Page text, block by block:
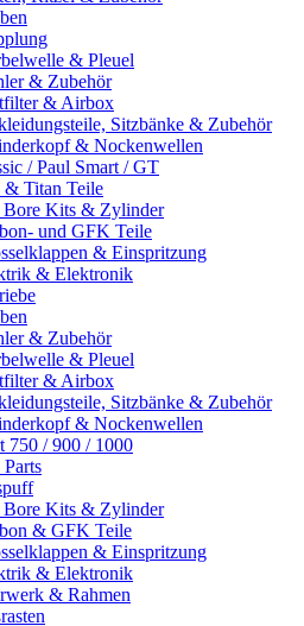
& Pleuel
& Zubehör
& Airbox
Sitzbänke & Zubehör
& Nockenwellen
/ Paul Smart / GT
Titan Teile
Kits & Zylinder
und GFK Teile
& Einspritzung
& Elektronik
& Zubehör
& Pleuel
& Airbox
Sitzbänke & Zubehör
& Nockenwellen
750 / 900 / 1000
Kits & Zylinder
& GFK Teile
& Einspritzung
& Elektronik
& Rahmen